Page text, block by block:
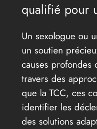
qualifié pour
Un sexologue ou
un soutien
causes
travers des
que la TCC, ces
identifier les
des solutions